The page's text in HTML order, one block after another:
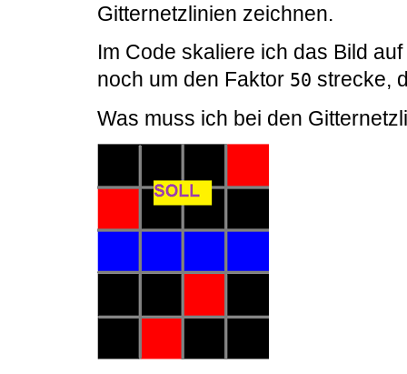
Gitternetzlinien zeichnen.
Im Code skaliere ich das Bild auf
noch um den Faktor 50 strecke,
Was muss ich bei den